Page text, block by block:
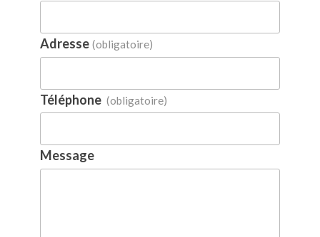
Adresse (obligatoire)
Téléphone (obligatoire)
Message